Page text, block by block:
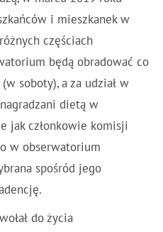
i mieszkanek w
częściach
będą obradować co
soboty), a za udział w
dietą w
jak członkowie komisji
w obserwatorium
spośród jego
do życia